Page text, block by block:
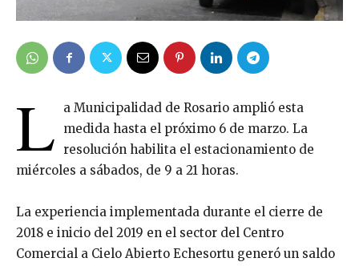
L
a Municipalidad de Rosario amplió esta
medida hasta el próximo 6 de marzo. La
resolución habilita el estacionamiento de
miércoles a sábados, de 9 a 21 horas.
La experiencia implementada durante el cierre de
2018 e inicio del 2019 en el sector del Centro
Comercial a Cielo Abierto Echesortu generó un saldo